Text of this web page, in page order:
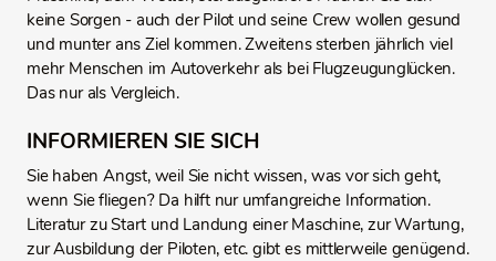
keine Sorgen - auch der Pilot und seine Crew wollen gesund
und munter ans Ziel kommen. Zweitens sterben jährlich viel
mehr Menschen im Autoverkehr als bei Flugzeugunglücken.
Das nur als Vergleich.
INFORMIEREN SIE SICH
Sie haben Angst, weil Sie nicht wissen, was vor sich geht,
wenn Sie fliegen? Da hilft nur umfangreiche Information.
Literatur zu Start und Landung einer Maschine, zur Wartung,
zur Ausbildung der Piloten, etc. gibt es mittlerweile genügend.